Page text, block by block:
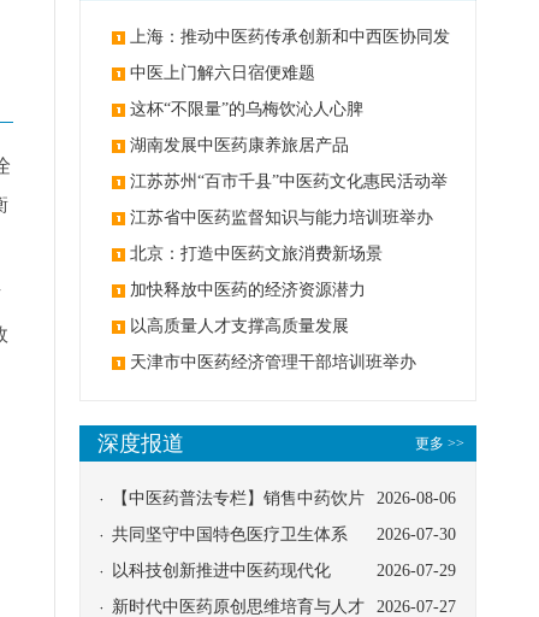
上海：推动中医药传承创新和中西医协同发
展 中医上门解六日宿便难题
这杯“不限量”的乌梅饮沁人心脾
湖南发展中医药康养旅居产品
江苏苏州“百市千县”中医药文化惠民活动举
办 江苏省中医药监督知识与能力培训班举办
北京：打造中医药文旅消费新场景
加快释放中医药的经济资源潜力
以高质量人才支撑高质量发展
天津市中医药经济管理干部培训班举办
更多 >>
深度报道
2026-08-06
【中医药普法专栏】销售中药饮片
应告知煎服方法及注意事项
2026-07-30
共同坚守中国特色医疗卫生体系
2026-07-29
以科技创新推进中医药现代化
2026-07-27
新时代中医药原创思维培育与人才